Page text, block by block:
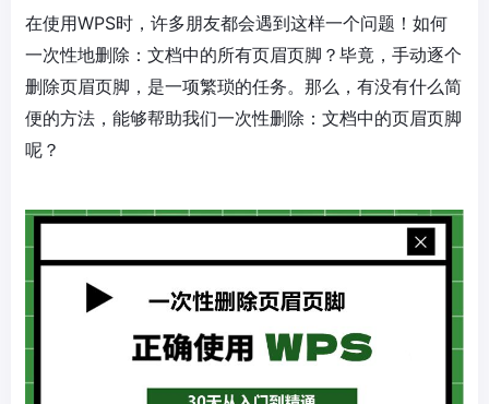
在使用WPS时，许多朋友都会遇到这样一个问题！如何
一次性地删除：文档中的所有页眉页脚？毕竟，手动逐个
删除页眉页脚，是一项繁琐的任务。那么，有没有什么简
便的方法，能够帮助我们一次性删除：文档中的页眉页脚
呢？